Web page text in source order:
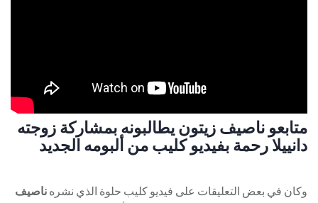
متابعو ناصيف زيتون يطالبونه بمشاركة زوجته
دانييلا رحمة بفيديو كليب من ألبومه الجديد
وكان في بعض التعليقات على فيديو كليب حلوة الذي نشره ناصيف